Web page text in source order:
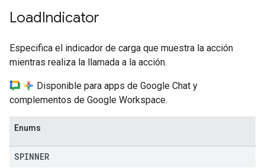
LoadIndicator
Especifica el indicador de carga que muestra la acción
mientras realiza la llamada a la acción.
Disponible para apps de Google Chat y
complementos de Google Workspace.
Enums
SPINNER